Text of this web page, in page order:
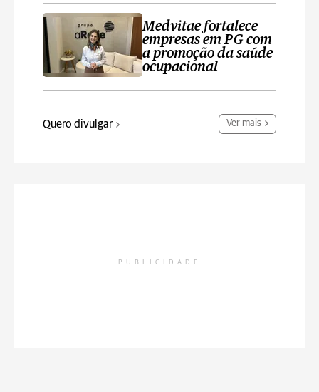
Medvitae fortalece
empresas em PG com
a promoção da saúde
ocupacional
Quero divulgar Ver mais
PUBLICIDADE